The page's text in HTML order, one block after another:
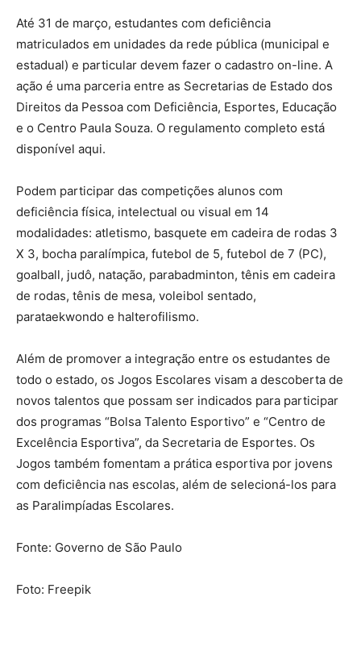
Até 31 de março, estudantes com deficiência
matriculados em unidades da rede pública (municipal e
estadual) e particular devem fazer o cadastro on-line. A
ação é uma parceria entre as Secretarias de Estado dos
Direitos da Pessoa com Deficiência, Esportes, Educação
e o Centro Paula Souza. O regulamento completo está
disponível aqui.
Podem participar das competições alunos com
deficiência física, intelectual ou visual em 14
modalidades: atletismo, basquete em cadeira de rodas 3
X 3, bocha paralímpica, futebol de 5, futebol de 7 (PC),
goalball, judô, natação, parabadminton, tênis em cadeira
de rodas, tênis de mesa, voleibol sentado,
parataekwondo e halterofilismo.
Além de promover a integração entre os estudantes de
todo o estado, os Jogos Escolares visam a descoberta de
novos talentos que possam ser indicados para participar
dos programas “Bolsa Talento Esportivo” e “Centro de
Excelência Esportiva”, da Secretaria de Esportes. Os
Jogos também fomentam a prática esportiva por jovens
com deficiência nas escolas, além de selecioná-los para
as Paralimpíadas Escolares.
Fonte: Governo de São Paulo
Foto: Freepik